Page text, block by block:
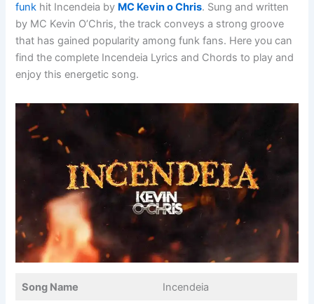
funk hit Incendeia by MC Kevin o Chris. Sung and written
by MC Kevin O’Chris, the track conveys a strong groove
that has gained popularity among funk fans. Here you can
find the complete Incendeia Lyrics and Chords to play and
enjoy this energetic song.
Song Name Incendeia